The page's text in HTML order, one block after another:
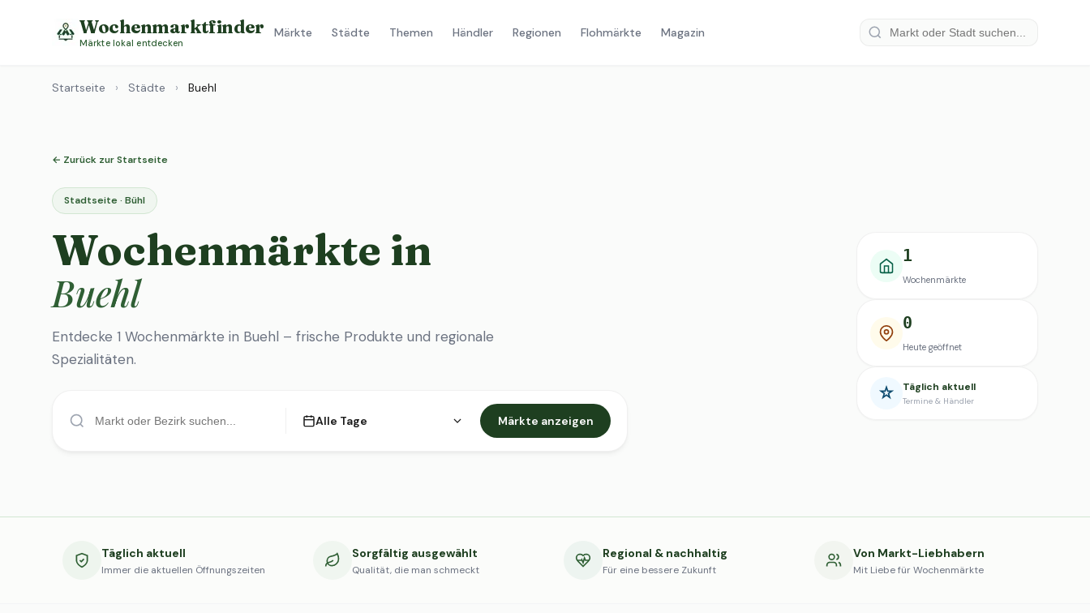
Wochenmarktfinder
Märkte lokal entdecken
Märkte Städte Themen Händler Regionen Flohmärkte Magazin
Startseite › Städte › Buehl
← Zurück zur Startseite
Stadtseite · Bühl
Wochenmärkte in
Buehl
Entdecke 1 Wochenmärkte in Buehl – frische Produkte und regionale
Spezialitäten.
Alle Tage Märkte anzeigen
1
Wochenmärkte
0
Heute geöffnet
Täglich aktuell
Termine & Händler
Täglich aktuell
Immer die aktuellen Öffnungszeiten
Sorgfältig ausgewählt
Qualität, die man schmeckt
Regional & nachhaltig
Für eine bessere Zukunft
Von Markt-Liebhabern
Mit Liebe für Wochenmärkte